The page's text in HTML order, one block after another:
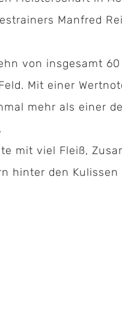
Manfred
von insgesamt
Mit einer
mehr als einer
mit viel Fleiß,
hinter den Kulissen